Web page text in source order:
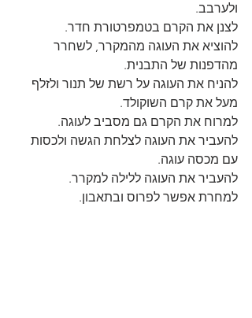
ולערבב.
לצנן את הקרם בטמפרטורת חדר.
להוציא את העוגה מהמקרר, לשחרר
מהדפנות של התבנית.
להניח את העוגה על רשת של תנור ולזלף
מעל את קרם השוקולד.
למרוח את הקרם גם מסביב לעוגה.
להעביר את העוגה לצלחת הגשה ולכסות
עם מכסה עוגה.
להעביר את העוגה ללילה למקרר.
למחרת אפשר לפרוס ובתאבון.